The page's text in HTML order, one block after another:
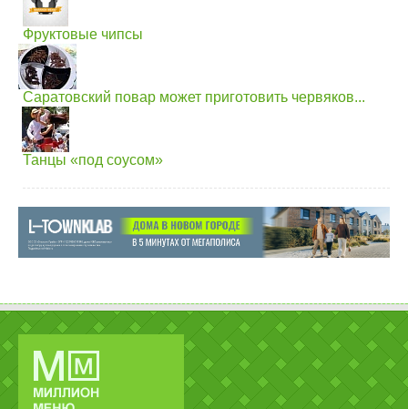
Фруктовые чипсы
Саратовский повар может приготовить червяков...
Танцы «под соусом»